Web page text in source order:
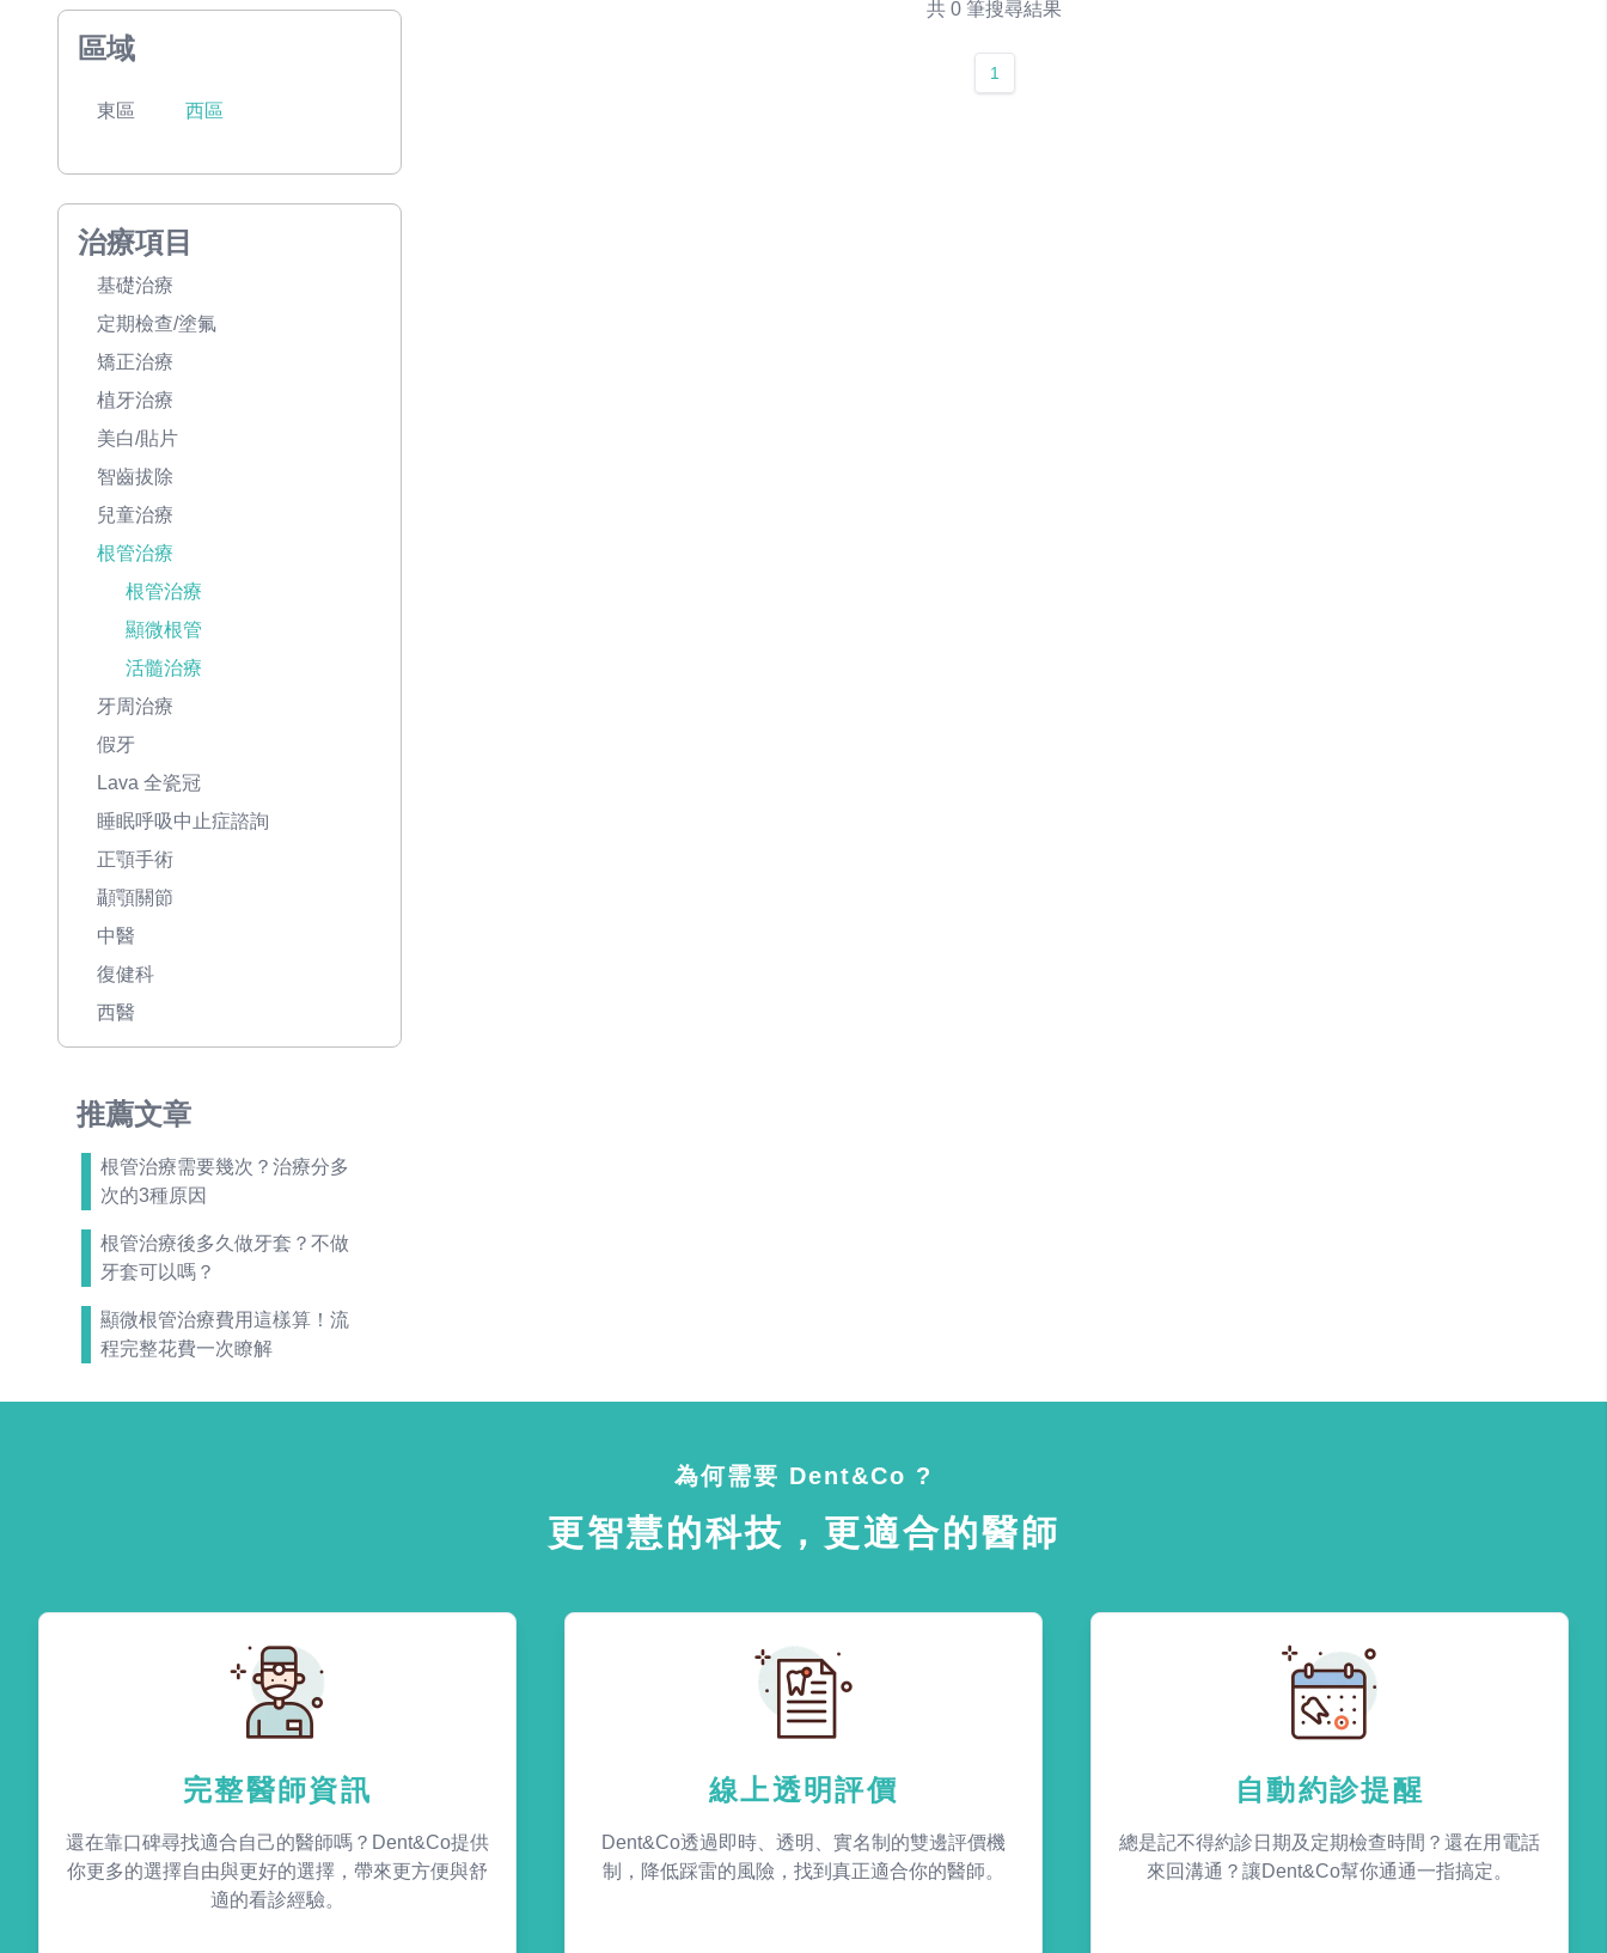
區域
東區 西區
治療項目
基礎治療
定期檢查/塗氟
矯正治療
植牙治療
美白/貼片
智齒拔除
兒童治療
根管治療
根管治療
顯微根管
活髓治療
牙周治療
假牙
Lava 全瓷冠
睡眠呼吸中止症諮詢
正顎手術
顳顎關節
中醫
復健科
西醫
推薦文章
根管治療需要幾次？治療分多
次的3種原因
根管治療後多久做牙套？不做
牙套可以嗎？
顯微根管治療費用這樣算！流
程完整花費一次瞭解
共 0 筆搜尋結果
1
為何需要 Dent&Co ?
更智慧的科技，更適合的醫師
完整醫師資訊
還在靠口碑尋找適合自己的醫師嗎？Dent&Co提供
你更多的選擇自由與更好的選擇，帶來更方便與舒
適的看診經驗。
線上透明評價
Dent&Co透過即時、透明、實名制的雙邊評價機
制，降低踩雷的風險，找到真正適合你的醫師。
自動約診提醒
總是記不得約診日期及定期檢查時間？還在用電話
來回溝通？讓Dent&Co幫你通通一指搞定。